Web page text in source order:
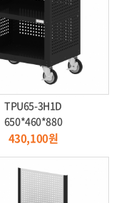
TPU65-3H1D
650*460*880
430,100원